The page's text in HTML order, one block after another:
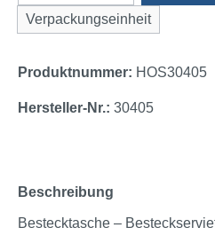
Verpackungseinheit
Produktnummer: HOS30405
Hersteller-Nr.: 30405
Beschreibung
Bestecktasche –